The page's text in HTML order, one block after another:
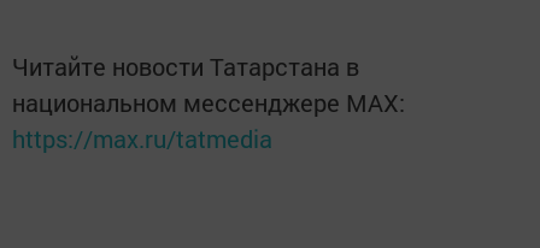
Читайте новости Татарстана в
национальном мессенджере MАХ:
https://max.ru/tatmedia